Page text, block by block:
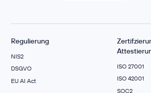
Regulierung
NIS2
DSGVO
EU AI Act
ISO 27001
ISO 42001
SOC2